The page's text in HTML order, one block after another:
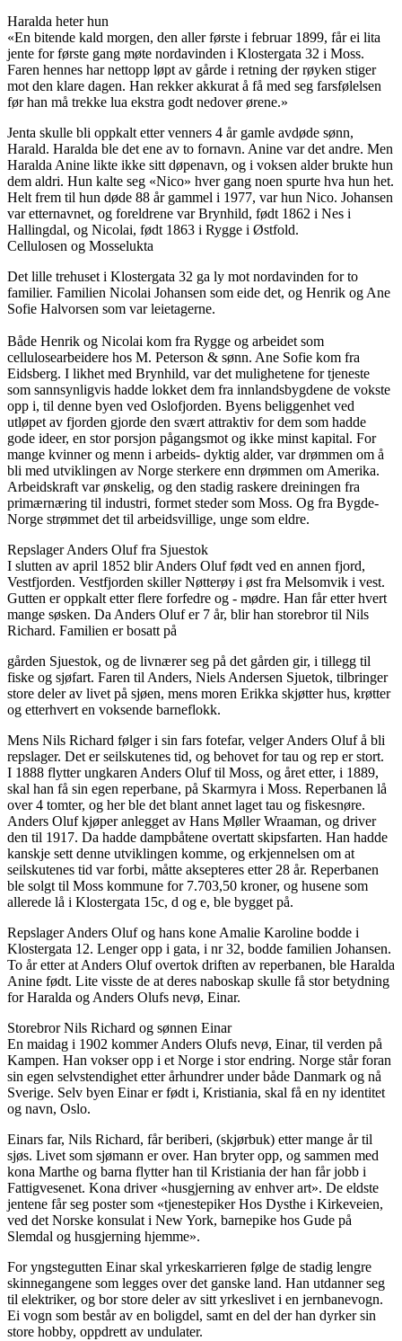
Haralda heter hun
«En bitende kald morgen, den aller første i februar 1899, får ei lita
jente for første gang møte nordavinden i Klostergata 32 i Moss.
Faren hennes har nettopp løpt av gårde i retning der røyken stiger
mot den klare dagen. Han rekker akkurat å få med seg farsfølelsen
før han må trekke lua ekstra godt nedover ørene.»
Jenta skulle bli oppkalt etter venners 4 år gamle avdøde sønn,
Harald. Haralda ble det ene av to fornavn. Anine var det andre. Men
Haralda Anine likte ikke sitt døpenavn, og i voksen alder brukte hun
dem aldri. Hun kalte seg «Nico» hver gang noen spurte hva hun het.
Helt frem til hun døde 88 år gammel i 1977, var hun Nico. Johansen
var etternavnet, og foreldrene var Brynhild, født 1862 i Nes i
Hallingdal, og Nicolai, født 1863 i Rygge i Østfold.
Cellulosen og Mosselukta
Det lille trehuset i Klostergata 32 ga ly mot nordavinden for to
familier. Familien Nicolai Johansen som eide det, og Henrik og Ane
Sofie Halvorsen som var leietagerne.
Både Henrik og Nicolai kom fra Rygge og arbeidet som
cellulosearbeidere hos M. Peterson & sønn. Ane Sofie kom fra
Eidsberg. I likhet med Brynhild, var det mulighetene for tjeneste
som sannsynligvis hadde lokket dem fra innlandsbygdene de vokste
opp i, til denne byen ved Oslofjorden. Byens beliggenhet ved
utløpet av fjorden gjorde den svært attraktiv for dem som hadde
gode ideer, en stor porsjon pågangsmot og ikke minst kapital. For
mange kvinner og menn i arbeids- dyktig alder, var drømmen om å
bli med utviklingen av Norge sterkere enn drømmen om Amerika.
Arbeidskraft var ønskelig, og den stadig raskere dreiningen fra
primærnæring til industri, formet steder som Moss. Og fra Bygde-
Norge strømmet det til arbeidsvillige, unge som eldre.
Repslager Anders Oluf fra Sjuestok
I slutten av april 1852 blir Anders Oluf født ved en annen fjord,
Vestfjorden. Vestfjorden skiller Nøtterøy i øst fra Melsomvik i vest.
Gutten er oppkalt etter flere forfedre og - mødre. Han får etter hvert
mange søsken. Da Anders Oluf er 7 år, blir han storebror til Nils
Richard. Familien er bosatt på
gården Sjuestok, og de livnærer seg på det gården gir, i tillegg til
fiske og sjøfart. Faren til Anders, Niels Andersen Sjuetok, tilbringer
store deler av livet på sjøen, mens moren Erikka skjøtter hus, krøtter
og etterhvert en voksende barneflokk.
Mens Nils Richard følger i sin fars fotefar, velger Anders Oluf å bli
repslager. Det er seilskutenes tid, og behovet for tau og rep er stort.
I 1888 flytter ungkaren Anders Oluf til Moss, og året etter, i 1889,
skal han få sin egen reperbane, på Skarmyra i Moss. Reperbanen lå
over 4 tomter, og her ble det blant annet laget tau og fiskesnøre.
Anders Oluf kjøper anlegget av Hans Møller Wraaman, og driver
den til 1917. Da hadde dampbåtene overtatt skipsfarten. Han hadde
kanskje sett denne utviklingen komme, og erkjennelsen om at
seilskutenes tid var forbi, måtte aksepteres etter 28 år. Reperbanen
ble solgt til Moss kommune for 7.703,50 kroner, og husene som
allerede lå i Klostergata 15c, d og e, ble bygget på.
Repslager Anders Oluf og hans kone Amalie Karoline bodde i
Klostergata 12. Lenger opp i gata, i nr 32, bodde familien Johansen.
To år etter at Anders Oluf overtok driften av reperbanen, ble Haralda
Anine født. Lite visste de at deres naboskap skulle få stor betydning
for Haralda og Anders Olufs nevø, Einar.
Storebror Nils Richard og sønnen Einar
En maidag i 1902 kommer Anders Olufs nevø, Einar, til verden på
Kampen. Han vokser opp i et Norge i stor endring. Norge står foran
sin egen selvstendighet etter århundrer under både Danmark og nå
Sverige. Selv byen Einar er født i, Kristiania, skal få en ny identitet
og navn, Oslo.
Einars far, Nils Richard, får beriberi, (skjørbuk) etter mange år til
sjøs. Livet som sjømann er over. Han bryter opp, og sammen med
kona Marthe og barna flytter han til Kristiania der han får jobb i
Fattigvesenet. Kona driver «husgjerning av enhver art». De eldste
jentene får seg poster som «tjenestepiker Hos Dysthe i Kirkeveien,
ved det Norske konsulat i New York, barnepike hos Gude på
Slemdal og husgjerning hjemme».
For yngstegutten Einar skal yrkeskarrieren følge de stadig lengre
skinnegangene som legges over det ganske land. Han utdanner seg
til elektriker, og bor store deler av sitt yrkeslivet i en jernbanevogn.
Ei vogn som består av en boligdel, samt en del der han dyrker sin
store hobby, oppdrett av undulater.